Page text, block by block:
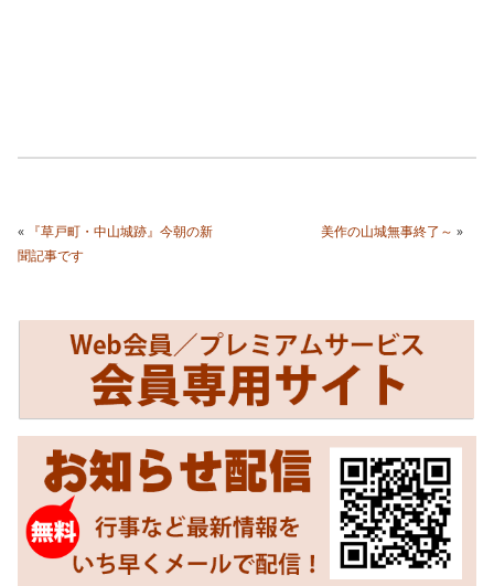
« 『草戸町・中山城跡』今朝の新
聞記事です
美作の山城無事終了～ »